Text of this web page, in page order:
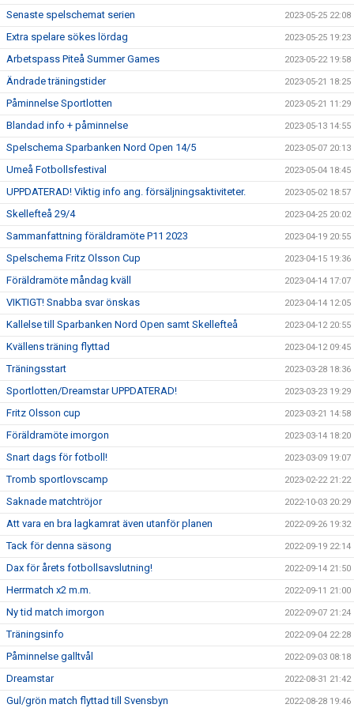
Senaste spelschemat serien 2023-05-25 22:08
Extra spelare sökes lördag 2023-05-25 19:23
Arbetspass Piteå Summer Games 2023-05-22 19:58
Ändrade träningstider 2023-05-21 18:25
Påminnelse Sportlotten 2023-05-21 11:29
Blandad info + påminnelse 2023-05-13 14:55
Spelschema Sparbanken Nord Open 14/5 2023-05-07 20:13
Umeå Fotbollsfestival 2023-05-04 18:45
UPPDATERAD! Viktig info ang. försäljningsaktiviteter. 2023-05-02 18:57
Skellefteå 29/4 2023-04-25 20:02
Sammanfattning föräldramöte P11 2023 2023-04-19 20:55
Spelschema Fritz Olsson Cup 2023-04-15 19:36
Föräldramöte måndag kväll 2023-04-14 17:07
VIKTIGT! Snabba svar önskas 2023-04-14 12:05
Kallelse till Sparbanken Nord Open samt Skellefteå 2023-04-12 20:55
Kvällens träning flyttad 2023-04-12 09:45
Träningsstart 2023-03-28 18:36
Sportlotten/Dreamstar UPPDATERAD! 2023-03-23 19:29
Fritz Olsson cup 2023-03-21 14:58
Föräldramöte imorgon 2023-03-14 18:20
Snart dags för fotboll! 2023-03-09 19:07
Tromb sportlovscamp 2023-02-22 21:22
Saknade matchtröjor 2022-10-03 20:29
Att vara en bra lagkamrat även utanför planen 2022-09-26 19:32
Tack för denna säsong 2022-09-19 22:14
Dax för årets fotbollsavslutning! 2022-09-14 21:50
Herrmatch x2 m.m. 2022-09-11 21:00
Ny tid match imorgon 2022-09-07 21:24
Träningsinfo 2022-09-04 22:28
Påminnelse galltvål 2022-09-03 08:18
Dreamstar 2022-08-31 21:42
Gul/grön match flyttad till Svensbyn 2022-08-28 19:46